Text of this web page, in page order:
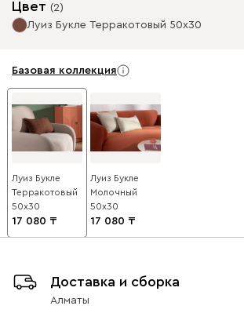
Цвет (2)
Луиз Букле Терракотовый 50x30
Базовая коллекция
Луиз Букле
Терракотовый
50x30
17 080
Луиз Букле
Молочный
50x30
17 080
Доставка и сборка
Алматы